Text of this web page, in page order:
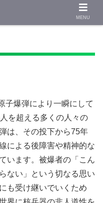
子爆弾により一瞬にして
を超える多くの人々の
は、その投下から75年
による後障害や精神的な
います。被爆者の「こん
ない」という切なる思い
も受け継いでいくため
MENU